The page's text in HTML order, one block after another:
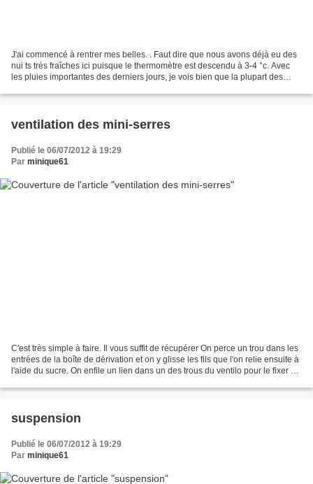
J'ai commencé à rentrer mes belles. . Faut dire que nous avons déjà eu des
nui ts très fraîches ici puisque le thermomètre est descendu à 3-4 °c. Avec
les pluies importantes des derniers jours, je vois bien que la plupart des
ventilation des mini-serres
Publié le 06/07/2012 à 19:29
Par minique61
C'est très simple à faire. Il vous suffit de récupérer On perce un trou dans les
entrées de la boîte de dérivation et on y glisse les fils que l'on relie ensuite à
l'aide du sucre. On enfile un lien dans un des trous du ventilo pour le fixer à
suspension
Publié le 06/07/2012 à 19:29
Par minique61